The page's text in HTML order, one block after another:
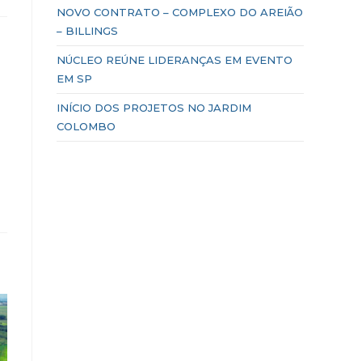
NOVO CONTRATO – COMPLEXO DO AREIÃO
– BILLINGS
NÚCLEO REÚNE LIDERANÇAS EM EVENTO
EM SP
INÍCIO DOS PROJETOS NO JARDIM
COLOMBO